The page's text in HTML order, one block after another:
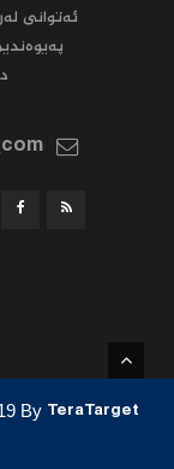
ئه‌توانى
By TeraTarget